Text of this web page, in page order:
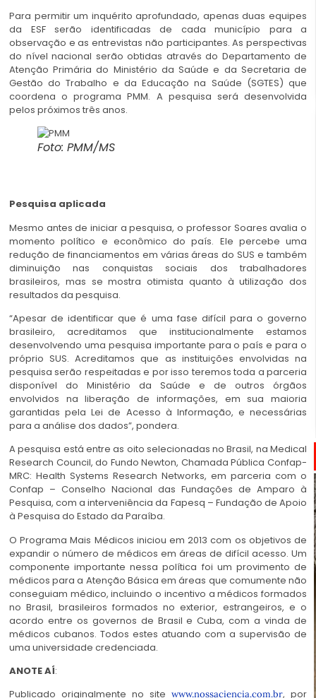
Para permitir um inquérito aprofundado, apenas duas equipes
da ESF serão identificadas de cada município para a
observação e as entrevistas não participantes. As perspectivas
do nível nacional serão obtidas através do Departamento de
Atenção Primária do Ministério da Saúde e da Secretaria de
Gestão do Trabalho e da Educação na Saúde (SGTES) que
coordena o programa PMM. A pesquisa será desenvolvida
pelos próximos três anos.
Foto: PMM/MS
Pesquisa aplicada
Mesmo antes de iniciar a pesquisa, o professor Soares avalia o
momento político e econômico do país. Ele percebe uma
redução de financiamentos em várias áreas do SUS e também
diminuição nas conquistas sociais dos trabalhadores
brasileiros, mas se mostra otimista quanto à utilização dos
resultados da pesquisa.
“Apesar de identificar que é uma fase difícil para o governo
brasileiro, acreditamos que institucionalmente estamos
desenvolvendo uma pesquisa importante para o país e para o
próprio SUS. Acreditamos que as instituições envolvidas na
pesquisa serão respeitadas e por isso teremos toda a parceria
disponível do Ministério da Saúde e de outros órgãos
envolvidos na liberação de informações, em sua maioria
garantidas pela Lei de Acesso à Informação, e necessárias
para a análise dos dados”, pondera.
A pesquisa está entre as oito selecionadas no Brasil, na Medical
Research Council, do Fundo Newton, Chamada Pública Confap-
MRC: Health Systems Research Networks, em parceria com o
Confap – Conselho Nacional das Fundações de Amparo à
Pesquisa, com a interveniência da Fapesq – Fundação de Apoio
à Pesquisa do Estado da Paraíba.
O Programa Mais Médicos iniciou em 2013 com os objetivos de
expandir o número de médicos em áreas de difícil acesso. Um
componente importante nessa política foi um provimento de
médicos para a Atenção Básica em áreas que comumente não
conseguiam médico, incluindo o incentivo a médicos formados
no Brasil, brasileiros formados no exterior, estrangeiros, e o
acordo entre os governos de Brasil e Cuba, com a vinda de
médicos cubanos. Todos estes atuando com a supervisão de
uma universidade credenciada.
ANOTE AÍ:
Publicado originalmente no site www.nossaciencia.com.br, por